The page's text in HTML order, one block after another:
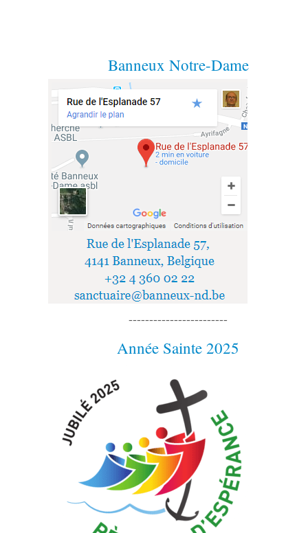
Banneux Notre-Dame
------------------------
Année Sainte 2025